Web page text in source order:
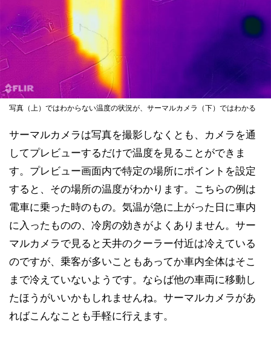
写真（上）ではわからない温度の状況が、サーマルカメラ（下）ではわかる
サーマルカメラは写真を撮影しなくとも、カメラを通
してプレビューするだけで温度を見ることができま
す。プレビュー画面内で特定の場所にポイントを設定
すると、その場所の温度がわかります。こちらの例は
電車に乗った時のもの。気温が急に上がった日に車内
に入ったものの、冷房の効きがよくありません。サー
マルカメラで見ると天井のクーラー付近は冷えている
のですが、乗客が多いこともあってか車内全体はそこ
まで冷えていないようです。ならば他の車両に移動し
たほうがいいかもしれませんね。サーマルカメラがあ
ればこんなことも手軽に行えます。